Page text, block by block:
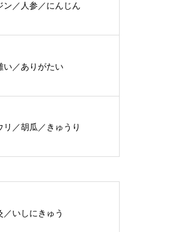
ン／人参／にんじん
い／ありがたい
リ／胡瓜／きゅうり
／いしにきゅう